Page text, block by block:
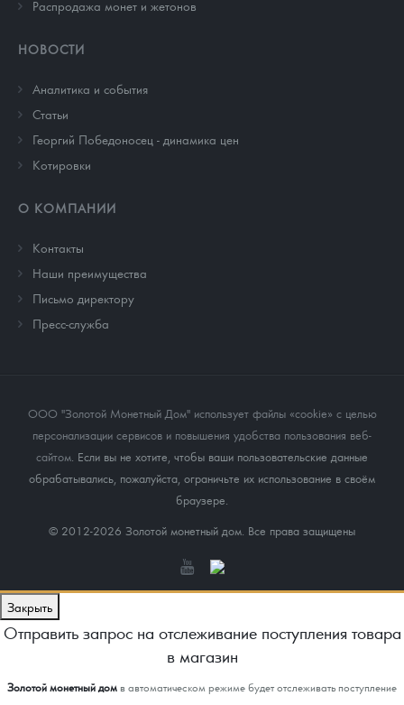
Распродажа монет и жетонов
НОВОСТИ
Аналитика и события
Cтатьи
Георгий Победоносец - динамика цен
Котировки
О КОМПАНИИ
Контакты
Наши преимущества
Письмо директору
Пресс-служба
ООО "Золотой Монетный Дом" использует файлы «cookie» с целью
персонализации сервисов и повышения удобства пользования веб-
сайтом . Если вы не хотите, чтобы ваши пользовательские данные
обрабатывались, пожалуйста, ограничьте их использование в своём
браузере.
© 2012-2026 Золотой монетный дом. Все права защищены
Закрыть
Отправить запрос на отслеживание поступления товара
в магазин
Золотой монетный домв автоматическом режиме будет отслеживать поступление